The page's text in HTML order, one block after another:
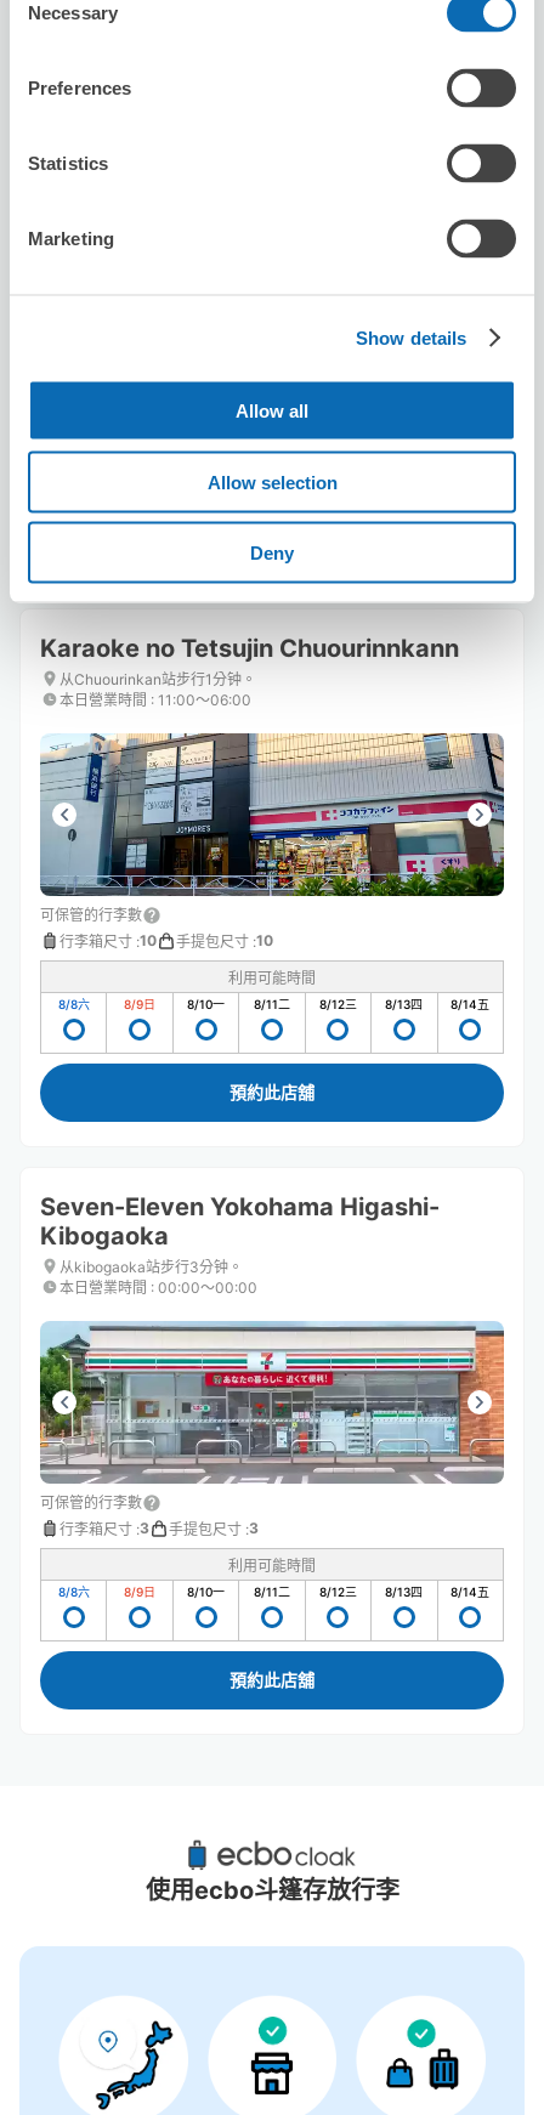
Selection
Necessary
Preferences
Statistics
Marketing
Show details
Allow all
Allow selection
Deny
本日營業時間
預ける際店員さんが手順を分からなかったみたいでその場
しばらくしてチェックインされました。チェックアウトの
際は、ベテラン店員さんがスピーディーに対応してくれま
行李箱尺寸:5 手提包尺寸:5
利用可能時間
Karaoke no Tetsujin Chuourinnkann
从Chuourinkan站步行1分钟。
本日營業時間 : 11:00〜06:00
可保管的行李數
行李箱尺寸 :10 手提包尺寸 :10
利用可能時間
8/8六 8/9日 8/10一 8/11二 8/12三 8/13四 8/14五
預約此店舖
Seven-Eleven Yokohama Higashi-
Kibogaoka
从kibogaoka站步行3分钟。
本日營業時間 : 00:00〜00:00
可保管的行李數
行李箱尺寸 :3 手提包尺寸 :3
利用可能時間
8/8六 8/9日 8/10一 8/11二 8/12三 8/13四 8/14五
預約此店舖
大和站附近推薦的寄物櫃
1個投幣式置物櫃
使用ecbo斗篷存放行李